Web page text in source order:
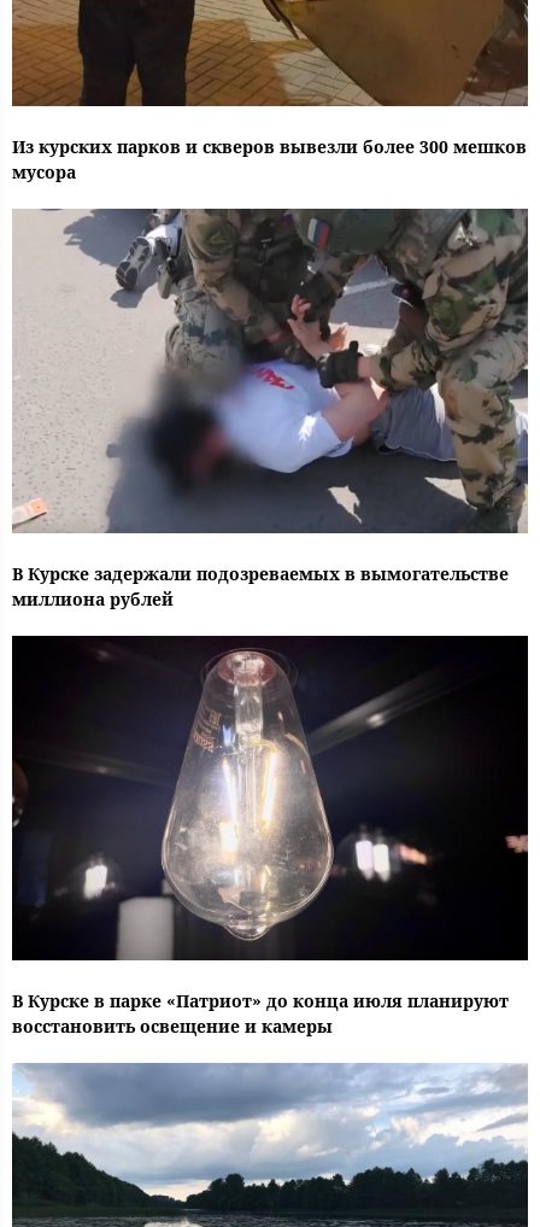
Из курских парков и скверов вывезли более 300 мешков
мусора
В Курске задержали подозреваемых в вымогательстве
миллиона рублей
В Курске в парке «Патриот» до конца июля планируют
восстановить освещение и камеры